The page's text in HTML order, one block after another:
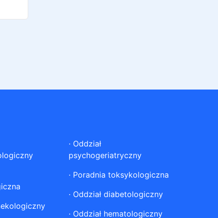
· Oddział
psychogeriatryczny
· Poradnia toksykologiczna
· Oddział diabetologiczny
· Oddział hematologiczny